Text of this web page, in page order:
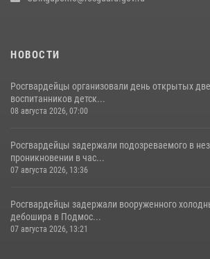
НОВОСТИ
Росгвардейцы организовали день открытых
воспитанников детск...
08 августа 2026, 07:00
Росгвардейцы задержали подозреваемого в
проникновении в час...
07 августа 2026, 13:36
Росгвардейцы задержали вооруженного
дебошира в Подмос...
07 августа 2026, 13:21